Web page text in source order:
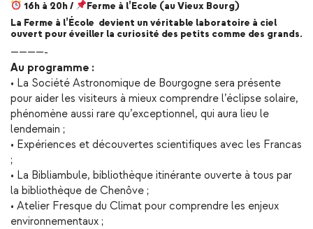
16h à 20h /
Ferme à l’Ecole (au Vieux Bourg)
La Ferme à l’École devient un véritable laboratoire à ciel
ouvert pour éveiller la curiosité des petits comme des grands.
————-
Au programme :
• La Société Astronomique de Bourgogne sera présente
pour aider les visiteurs à mieux comprendre l’éclipse solaire,
phénomène aussi rare qu’exceptionnel, qui aura lieu le
lendemain ;
• Expériences et découvertes scientifiques avec les Francas
;
• La Bibliambule, bibliothèque itinérante ouverte à tous par
la bibliothèque de Chenôve ;
• Atelier Fresque du Climat pour comprendre les enjeux
environnementaux ;